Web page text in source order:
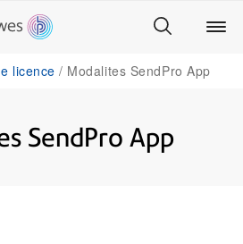
licence Modalites SendPro App
SendPro App